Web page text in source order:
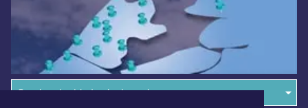
Overige dagbladen in de regio